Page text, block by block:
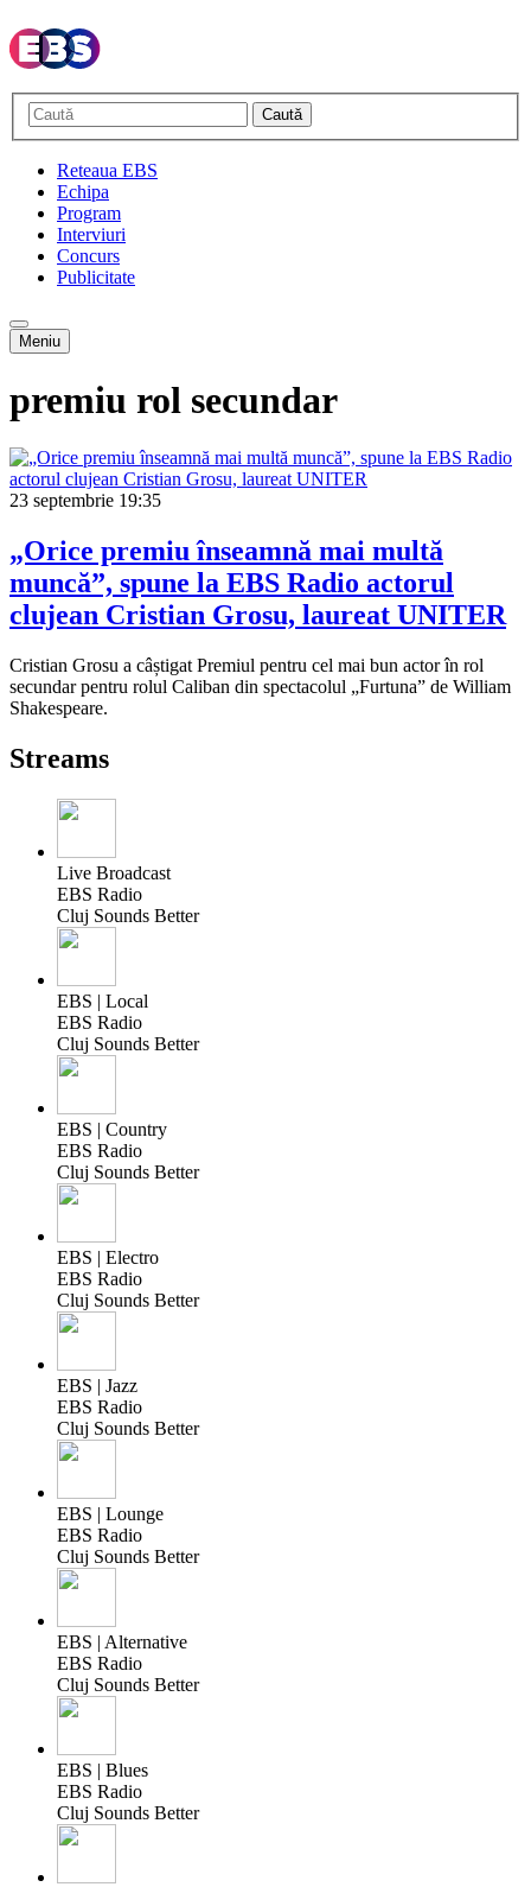
Caută
Reteaua EBS
Echipa
Program
Interviuri
Concurs
Publicitate
Meniu
premiu rol secundar
23 septembrie 19:35
„Orice premiu înseamnă mai multă
muncă”, spune la EBS Radio actorul
clujean Cristian Grosu, laureat UNITER
Cristian Grosu a câștigat Premiul pentru cel mai bun actor în rol
secundar pentru rolul Caliban din spectacolul „Furtuna” de William
Shakespeare.
Streams
Live Broadcast
EBS Radio
Cluj Sounds Better
EBS | Local
EBS Radio
Cluj Sounds Better
EBS | Country
EBS Radio
Cluj Sounds Better
EBS | Electro
EBS Radio
Cluj Sounds Better
EBS | Jazz
EBS Radio
Cluj Sounds Better
EBS | Lounge
EBS Radio
Cluj Sounds Better
EBS | Alternative
EBS Radio
Cluj Sounds Better
EBS | Blues
EBS Radio
Cluj Sounds Better